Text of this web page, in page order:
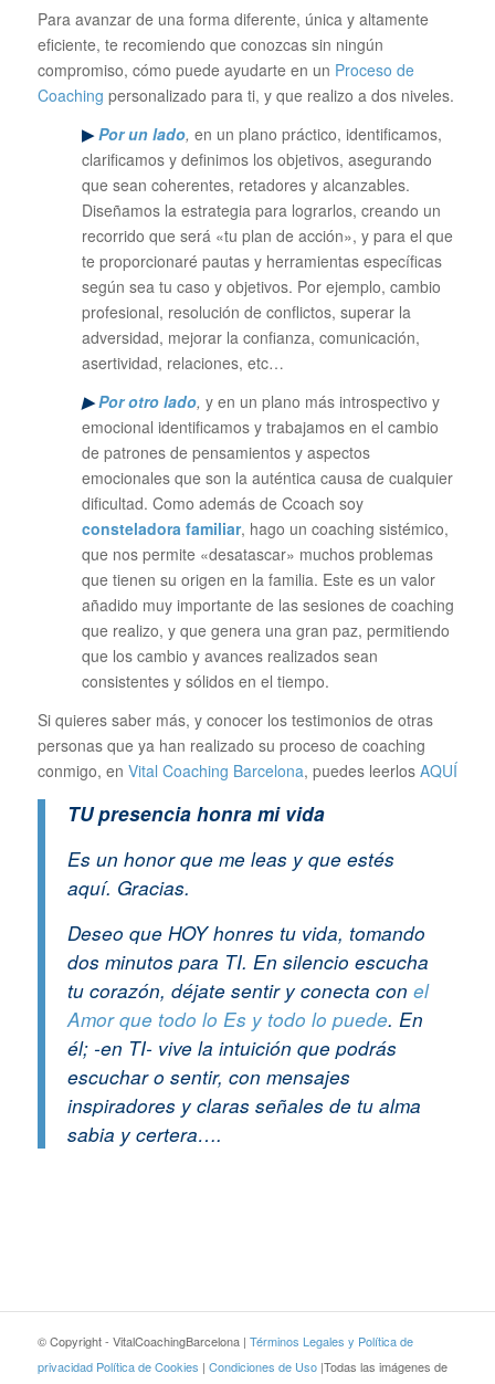
Para avanzar de una forma diferente, única y altamente
eficiente, te recomiendo que conozcas sin ningún
compromiso, cómo puede ayudarte en un Proceso de
Coaching personalizado para ti, y que realizo a dos niveles.
▶ Por un lado, en un plano práctico, identificamos,
clarificamos y definimos los objetivos, asegurando
que sean coherentes, retadores y alcanzables.
Diseñamos la estrategia para lograrlos, creando un
recorrido que será «tu plan de acción», y para el que
te proporcionaré pautas y herramientas específicas
según sea tu caso y objetivos. Por ejemplo, cambio
profesional, resolución de conflictos, superar la
adversidad, mejorar la confianza, comunicación,
asertividad, relaciones, etc…
▶Por otro lado, y en un plano más introspectivo y
emocional identificamos y trabajamos en el cambio
de patrones de pensamientos y aspectos
emocionales que son la auténtica causa de cualquier
dificultad. Como además de Ccoach soy
consteladora familiar, hago un coaching sistémico,
que nos permite «desatascar» muchos problemas
que tienen su origen en la familia. Este es un valor
añadido muy importante de las sesiones de coaching
que realizo, y que genera una gran paz, permitiendo
que los cambio y avances realizados sean
consistentes y sólidos en el tiempo.
Si quieres saber más, y conocer los testimonios de otras
personas que ya han realizado su proceso de coaching
conmigo, en Vital Coaching Barcelona, puedes leerlos AQUÍ
TU presencia honra mi vida
Es un honor que me leas y que estés
aquí. Gracias.
Deseo que HOY honres tu vida, tomando
dos minutos para TI. En silencio escucha
tu corazón, déjate sentir y conecta con el
Amor que todo lo Es y todo lo puede. En
él; -en TI- vive la intuición que podrás
escuchar o sentir, con mensajes
inspiradores y claras señales de tu alma
sabia y certera….
© Copyright - VitalCoachingBarcelona | Términos Legales y Política de
privacidad Política de Cookies | Condiciones de Uso |Todas las imágenes de